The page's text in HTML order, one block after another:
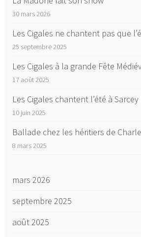
30 mars 2026
Les Cigales ne chantent pas que
25 septembre 2025
Les Cigales à la grande Fête
17 août 2025
Les Cigales chantent l’été à Sarcey
10 juin 2025
Ballade chez les héritiers de
8 mars 2025
mars 2026
septembre 2025
août 2025